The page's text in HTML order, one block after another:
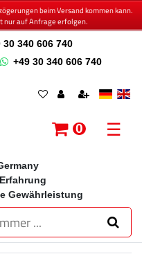
beim Versand kommen kann.
nur auf Anfrage erfolgen.
340 606 740
+49 30 340 606 740
Gewährleistung
0 ☰